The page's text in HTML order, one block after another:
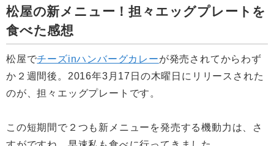
松屋の新メニュー！担々エッグプレートを
食べた感想
松屋でチーズinハンバーグカレーが発売されてからわず
か２週間後。2016年3月17日の木曜日にリリースされた
のが、担々エッグプレートです。
この短期間で２つも新メニューを発売する機動力は、さ